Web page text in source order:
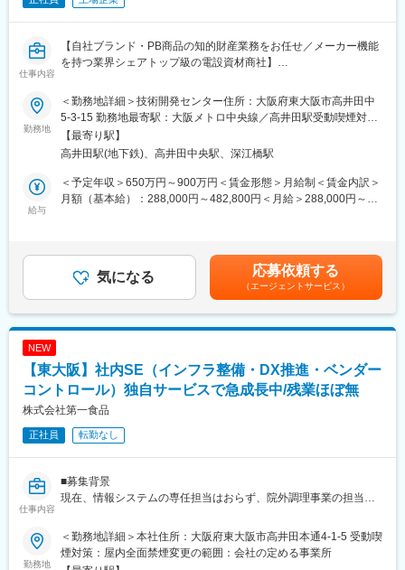
現場作業ではなく上流から全体を統括する「発電所の総支配人」
としての活躍を期待します。
とがほとんどです。残業も月～20時間程度の想定です。
【当社の強み】
関西圏に限らず関東圏での引き合いも多く、売上も過去最高記録
を更新し安定した経営状態です。人事制度も、より公平に評価さ
れる仕組みづくりを目指しています。
再生可能エネルギー分野で社会インフラに貢献。将来性の高い事
仕事内容
【自社ブランド・PB商品の知的財産業務をお任せ／メーカー機能
を持つ業界シェアトップ級の電設資材商社】
退職者による欠員補充と、業務量増加による増員募集です。
■業務内容
当社は電設資材業界における商社ですが、メーカー部門を有し
「技術商社」として一層の技術向上、商品力強化を図っていま
す。自社製品事業の拡大・強化に注力しており、特許出願／他社
対応／特許管理などをお任せします。
製品は空調部材や防災製品、住宅設備などがありますが、製品ご
■業務内容詳細
・発明発掘
・競合他社ウォッチング（出願、権利、製品）
・他社製品調査、分析
・出願管理、権利維持管理 など
■組織構成
■当社の魅力
電設資材業界売上トップクラス（東洋経済新報社「就職四季報
2024年版」より）の独立系商社です。
建物や工場に必要なあらゆる電気設備の供給を担い、街づくりを
勤務地
＜勤務地詳細＞技術開発センター住所：大阪府東大阪市高井田中
5-3-15 勤務地最寄駅：大阪メトロ中央線／高井田駅受動喫煙対
策：屋内全面禁煙
【最寄り駅】
高井田駅(地下鉄)、高井田中央駅、深江橋駅
給与
＜予定年収＞650万円～900万円＜賃金形態＞月給制＜賃金内訳＞
月額（基本給）：288,000円～482,800円＜月給＞288,000円～
可能性があります。月給(月額)は固定手当を含めた表記です。
気になる 応募依頼する
（エージェントサービス）
NEW
【東大阪】社内SE（インフラ整備・DX推進・ベンダー
コントロール）独自サービスで急成長中/残業ほぼ無
株式会社第一食品
正社員 転勤なし
仕事内容
■募集背景
現在、情報システムの専任担当はおらず、院外調理事業の担当者
用を行っていますが、
・IT全体を俯瞰して改善を進める専任担当がいない
・クラウド活用や業務のデジタル化がこれからの段階
勤務地
＜勤務地詳細＞本社住所：大阪府東大阪市高井田本通4-1-5 受動喫
煙対策：屋内全面禁煙変更の範囲：会社の定める事業所